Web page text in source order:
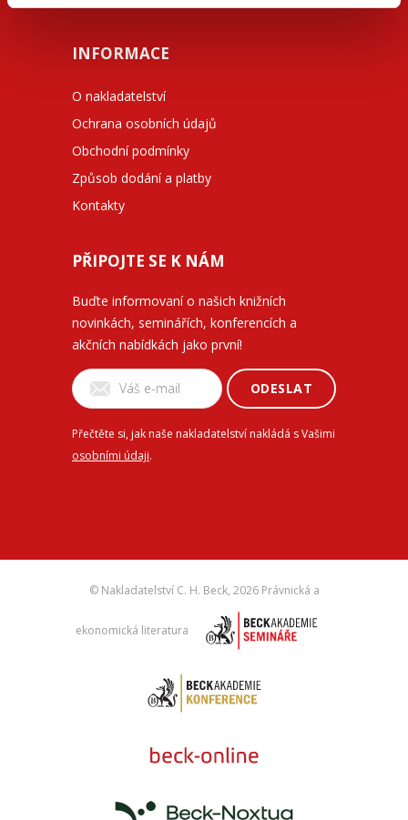
INFORMACE
O nakladatelství
Ochrana osobních údajů
Obchodní podmínky
Způsob dodání a platby
Kontakty
PŘIPOJTE SE K NÁM
Buďte informovaní o našich knižních
novinkách, seminářích, konferencích a
akčních nabídkách jako první!
ODESLAT
Přečtěte si, jak naše nakladatelství nakládá s Vašimi
osobními údaji.
© Nakladatelství C. H. Beck, 2026 Právnická a
ekonomická literatura